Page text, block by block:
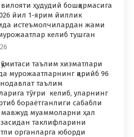
ҳудудий бошқармасига
йил 1-ярим йиллик
истеъмолчилардан жами
келиб тушган
қўмитаси таълим хизматлари
мурожаатларнинг қарийб 96
таълим
тўғри келиб, уларнинг
бораётганлиги сабабли
мавжуд муаммоларни ҳал
таклифларини
органларга юборди